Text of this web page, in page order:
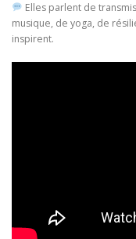
Elles parlent de
musique, de yoga, de
inspirent.